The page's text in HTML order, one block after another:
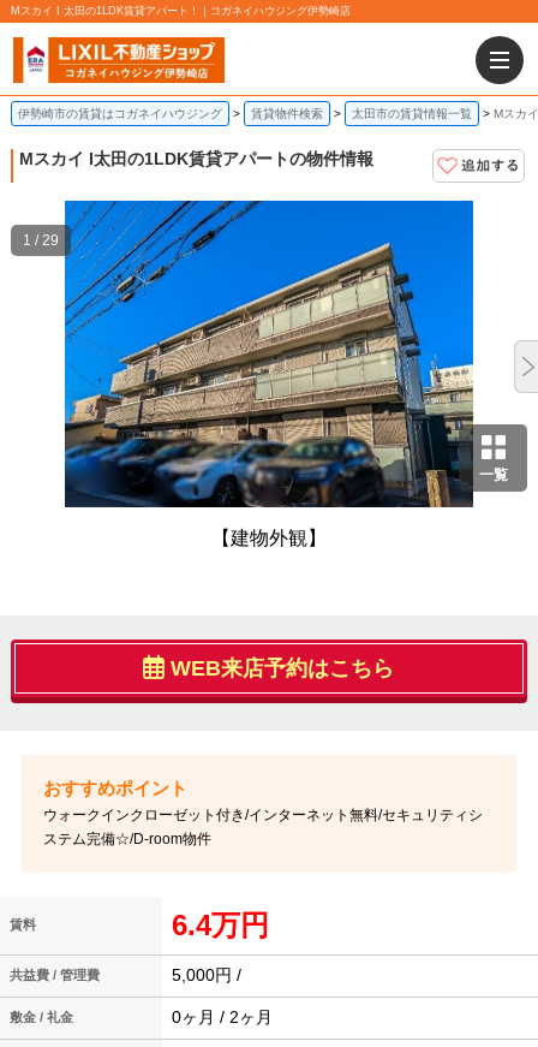
Mスカイ I 太田の1LDK賃貸アパート！｜コガネイハウジング伊勢崎店
伊勢崎市の賃貸はコガネイハウジング 賃貸物件検索 太田市の賃貸情報一覧 Mスカ
Mスカイ I太田の1LDK賃貸アパートの物件情報
一覧
【建物外観】
1 / 29
WEB来店予約はこちら
ウォークインクローゼット付き/インターネット無料/セキュリティシ
ステム完備☆/D-room物件
賃料 6.4万円
共益費 / 管理費 5,000円 /
敷金 / 礼金 0ヶ月 / 2ヶ月